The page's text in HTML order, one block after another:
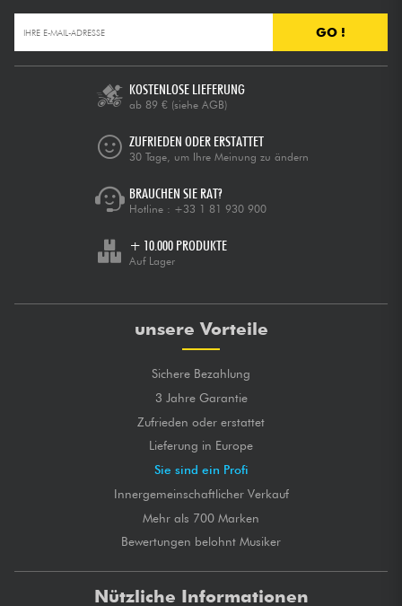
GO !
KOSTENLOSE LIEFERUNG
ab 89 € (siehe AGB)
ZUFRIEDEN ODER ERSTATTET
30 Tage, um Ihre Meinung zu ändern
BRAUCHEN SIE RAT?
Hotline : +33 1 81 930 900
+ 10.000 PRODUKTE
Auf Lager
unsere Vorteile
Sichere Bezahlung
3 Jahre Garantie
Zufrieden oder erstattet
Lieferung in Europe
Sie sind ein Profi
Innergemeinschaftlicher Verkauf
Mehr als 700 Marken
Bewertungen belohnt Musiker
Nützliche Informationen